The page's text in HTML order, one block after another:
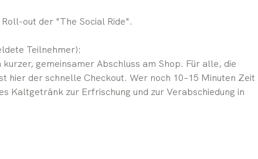
out der "The Social Ride".
Teilnehmer):
gemeinsamer Abschluss am Shop. Für alle, die
hier der schnelle Checkout. Wer noch 10–15 Minuten Zeit
Kaltgetränk zur Erfrischung und zur Verabschiedung in